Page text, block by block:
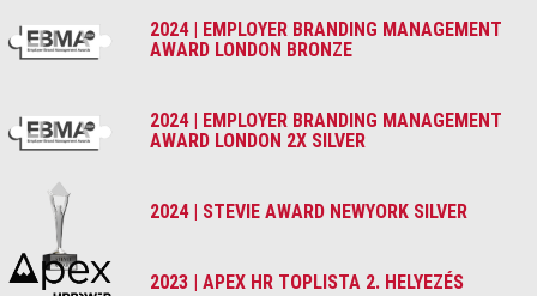
2024 | EMPLOYER BRANDING MANAGEMENT
AWARD LONDON BRONZE
2024 | EMPLOYER BRANDING MANAGEMENT
AWARD LONDON 2X SILVER
2024 | STEVIE AWARD NEWYORK SILVER
2023 | APEX HR TOPLISTA 2. HELYEZÉS